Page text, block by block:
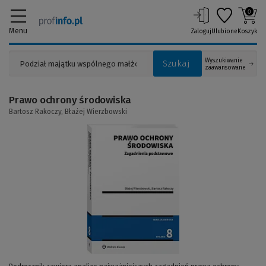
Menu
Szukaj
Wyszukiwanie
zaawansowane
ZalogujUlubione
0
Koszyk
Prawo ochrony środowiska
Bartosz Rakoczy, Błażej Wierzbowski